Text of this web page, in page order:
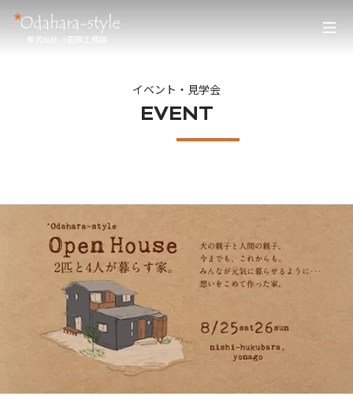
株式会社 小田原工務店
イベント・見学会
EVENT